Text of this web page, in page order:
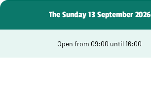
The Sunday 13 September 2026
Open from 09:00 until 16:00